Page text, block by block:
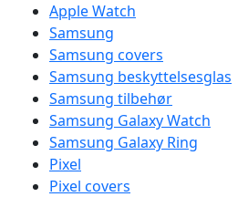
Apple Watch
Samsung
Samsung covers
Samsung beskyttelsesglas
Samsung tilbehør
Samsung Galaxy Watch
Samsung Galaxy Ring
Pixel
Pixel covers